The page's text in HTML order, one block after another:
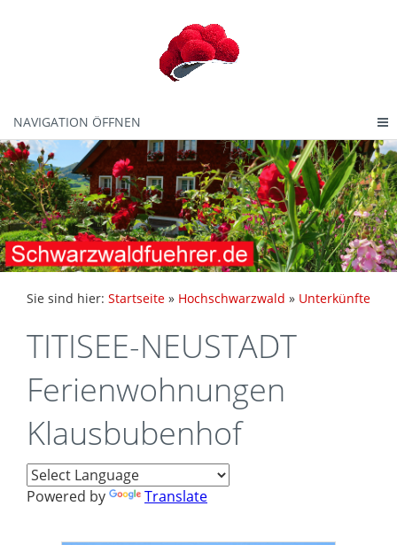
NAVIGATION ÖFFNEN
Sie sind hier: Startseite » Hochschwarzwald » Unterkünfte
TITISEE-NEUSTADT
Ferienwohnungen
Klausbubenhof
Powered by Translate